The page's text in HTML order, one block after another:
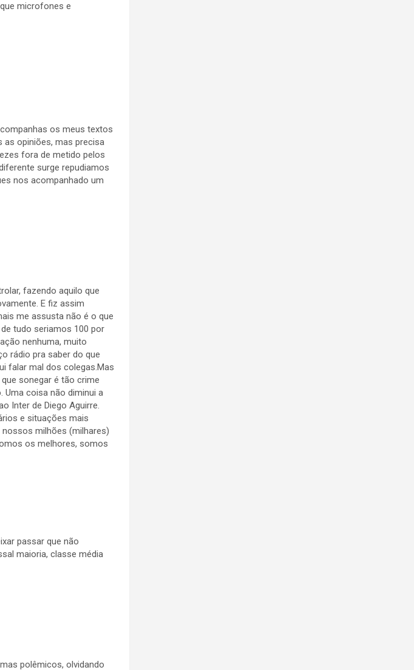
microfones e
os meus textos
opiniões, mas precisa
fora de metido pelos
surge repudiamos
nos acompanhado um
fazendo aquilo que
E fiz assim
me assusta não é o que
tudo seriamos 100 por
nenhuma, muito
rádio pra saber do que
falar mal dos colegas.Mas
sonegar é tão crime
Uma coisa não diminui a
Inter de Diego Aguirre.
e situações mais
milhões (milhares)
os melhores, somos
passar que não
maioria, classe média
polêmicos, olvidando